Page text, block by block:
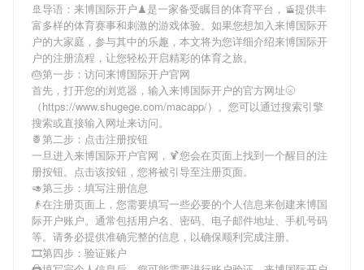
🚢导语： 来博国际开户♟是一家备受瞩目的体育平台，🚡提供丰
富多样的体育赛事和刺激的游戏体验。如果您想加入来博国际开
户的大家庭，参与其中的乐趣，本文将为您详细介绍来博国际开
户的注册流程，让您轻松开启精彩的体育之旅。
🎂第一步：访问来博国际开户官网
首先，打开您的浏览器，输入来博国际开户的官方网址🌝
（https://www.shugege.com/macapp/）。您可以通过搜索引擎
搜索或直接输入网址来访问。
🍍第二步：点击注册按钮
一旦进入来博国际开户官网，🍹您会在页面上找到一个醒目的注
册按钮。点击该按钮，您将被引导至注册页面。
🥑第三步：填写注册信息
👴在注册页面上，您需要填写一些必要的个人信息来创建来博国
际开户账户。通常包括用户名、密码、电子邮件地址、手机号码
等。请务必提供准确完整的信息，以确保顺利完成注册。
🎞第四步：验证账户